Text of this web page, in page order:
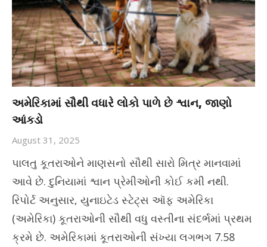
અમેરિકામાં સૌથી વધારે લોકો પાળે છે શ્વાન, જાણો
આંકડો
August 31, 2025
પાલતુ કૂતરાઓને માણસનો સૌથી સારો મિત્ર માનવામાં
આવે છે. દુનિયામાં શ્વાન પ્રેમીઓની કોઈ કમી નથી.
રિપોર્ટ અનુસાર, યુનાઇટેડ સ્ટેટ્સ ઑફ અમેરિકા
(અમેરિકા) કૂતરાઓની સૌથી વધુ વસ્તીના સંદર્ભમાં પ્રથમ
ક્રમે છે. અમેરિકામાં કૂતરાઓની સંખ્યા લગભગ 7.58